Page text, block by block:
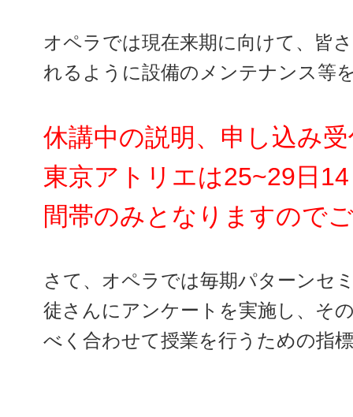
オペラでは現在来期に向けて、皆
れるように設備のメンテナンス等
休講中の説明、申し込み
東京アトリエは25~29日
間帯のみとなりますので
さて、オペラでは毎期パターンセ
徒さんにアンケートを実施し、そ
べく合わせて授業を行うための指